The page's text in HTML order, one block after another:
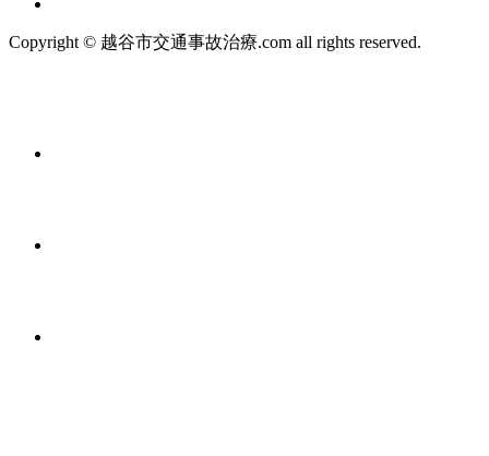
Copyright © 越谷市交通事故治療.com all rights reserved.